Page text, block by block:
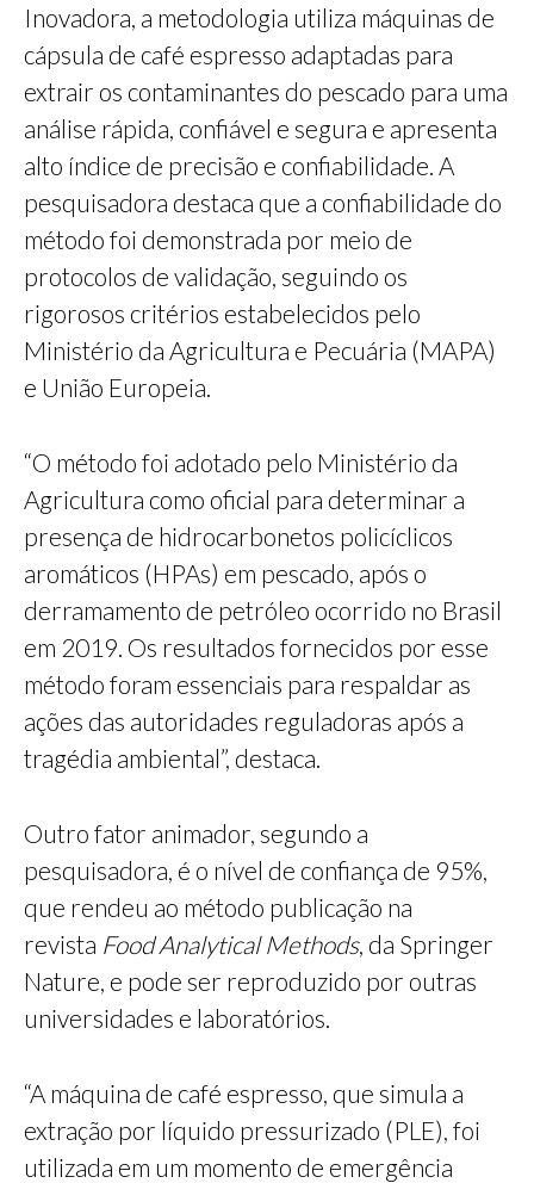
Inovadora, a metodologia utiliza máquinas de
cápsula de café espresso adaptadas para
extrair os contaminantes do pescado para uma
análise rápida, confiável e segura e apresenta
alto índice de precisão e confiabilidade. A
pesquisadora destaca que a confiabilidade do
método foi demonstrada por meio de
protocolos de validação, seguindo os
rigorosos critérios estabelecidos pelo
Ministério da Agricultura e Pecuária (MAPA)
e União Europeia.
“O método foi adotado pelo Ministério da
Agricultura como oficial para determinar a
presença de hidrocarbonetos policíclicos
aromáticos (HPAs) em pescado, após o
derramamento de petróleo ocorrido no Brasil
em 2019. Os resultados fornecidos por esse
método foram essenciais para respaldar as
ações das autoridades reguladoras após a
tragédia ambiental”, destaca.
Outro fator animador, segundo a
pesquisadora, é o nível de confiança de 95%,
que rendeu ao método publicação na
revista Food Analytical Methods, da Springer
Nature, e pode ser reproduzido por outras
universidades e laboratórios.
“A máquina de café espresso, que simula a
extração por líquido pressurizado (PLE), foi
utilizada em um momento de emergência